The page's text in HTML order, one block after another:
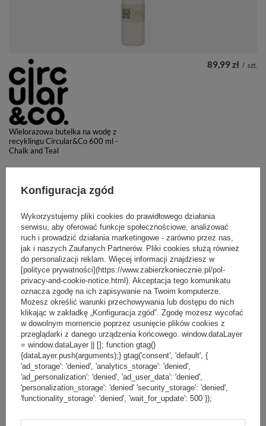
Wielorazowa butelka na wodę z
recyklingu Circular&Co 600 ml -
Chalk and Teal
89,99 zł / szt.
PRZECENA
Wielorazowa butelka na wodę z
recyklingu Circular&Co 600 ml -
Chalk and Grey
89,99 zł
Konfiguracja zgód
Wykorzystujemy pliki cookies do prawidłowego działania
serwisu, aby oferować funkcje społecznościowe, analizować
ruch i prowadzić działania marketingowe - zarówno przez nas,
jak i naszych Zaufanych Partnerów. Pliki cookies służą również
do personalizacji reklam. Więcej informacji znajdziesz w
[polityce prywatności](https://www.zabierzkoniecznie.pl/pol-
privacy-and-cookie-notice.html). Akceptacja tego komunikatu
oznacza zgodę na ich zapisywanie na Twoim komputerze.
Możesz określić warunki przechowywania lub dostępu do nich
klikając w zakładkę „Konfiguracja zgód”. Zgodę możesz wycofać
w dowolnym momencie poprzez usunięcie plików cookies z
przeglądarki z danego urządzenia końcowego. window.dataLayer
= window.dataLayer || []; function gtag()
{dataLayer.push(arguments);} gtag('consent', 'default', {
'ad_storage': 'denied', 'analytics_storage': 'denied',
'ad_personalization': 'denied', 'ad_user_data': 'denied',
'personalization_storage': 'denied' 'security_storage': 'denied',
'functionality_storage': 'denied', 'wait_for_update': 500 });